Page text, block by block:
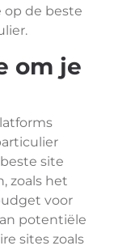
de beste
om je
site
zoals het
voor
potentiële
sites zoals